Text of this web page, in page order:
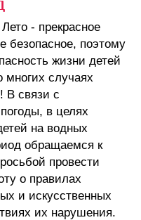
- прекрасное
безопасное, поэтому
жизни детей
многих случаях
В связи с
в целях
на водных
обращаемся к
провести
о правилах
и искусственных
их нарушения.